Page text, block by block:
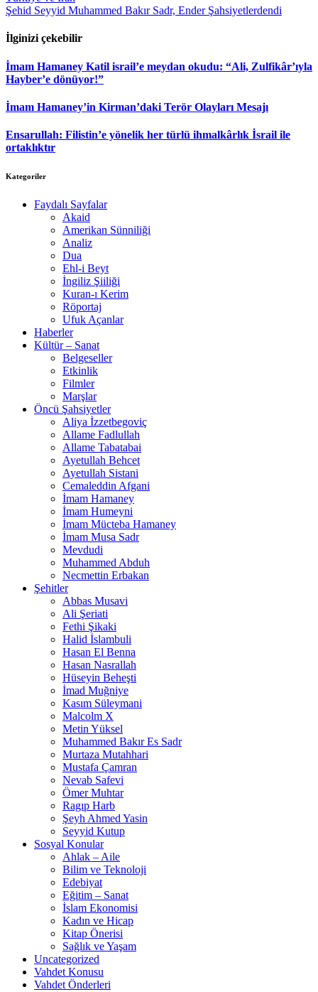
Şehid Seyyid Muhammed Bakır Sadr, Ender Şahsiyetlerdendi
İlginizi çekebilir
İmam Hamaney Katil israil’e meydan okudu: “Ali, Zulfikâr’ıyla
Hayber’e dönüyor!”
İmam Hamaney’in Kirman’daki Terör Olayları Mesajı
Ensarullah: Filistin’e yönelik her türlü ihmalkârlık İsrail ile
ortaklıktır
Kategoriler
Faydalı Sayfalar
Akaid
Amerikan Sünniliği
Analiz
Dua
Ehl-i Beyt
İngiliz Şiiliği
Kuran-ı Kerim
Röportaj
Ufuk Açanlar
Haberler
Kültür – Sanat
Belgeseller
Etkinlik
Filmler
Marşlar
Öncü Şahsiyetler
Aliya İzzetbegoviç
Allame Fadlullah
Allame Tabatabai
Ayetullah Behcet
Ayetullah Sistani
Cemaleddin Afgani
İmam Hamaney
İmam Humeyni
İmam Mücteba Hamaney
İmam Musa Sadr
Mevdudi
Muhammed Abduh
Necmettin Erbakan
Şehitler
Abbas Musavi
Ali Şeriati
Fethi Şikaki
Halid İslambuli
Hasan El Benna
Hasan Nasrallah
Hüseyin Beheşti
İmad Muğniye
Kasım Süleymani
Malcolm X
Metin Yüksel
Muhammed Bakır Es Sadr
Murtaza Mutahhari
Mustafa Çamran
Nevab Safevi
Ömer Muhtar
Ragıp Harb
Şeyh Ahmed Yasin
Seyyid Kutup
Sosyal Konular
Ahlak – Aile
Bilim ve Teknoloji
Edebiyat
Eğitim – Sanat
İslam Ekonomisi
Kadın ve Hicap
Kitap Önerisi
Sağlık ve Yaşam
Uncategorized
Vahdet Konusu
Vahdet Önderleri